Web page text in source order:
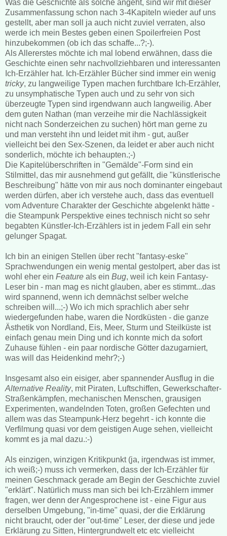
Was die Geschichte als solche angeht, sind wir mit dieser
Zusammenfassung schon nach 3-4Kapiteln wieder auf uns
gestellt, aber man soll ja auch nicht zuviel verraten, also
werde ich mein Bestes geben einen Spoilerfreien Post
hinzubekommen (ob ich das schaffe...?;-).
Als Allererstes möchte ich mal lobend erwähnen, dass die
Geschichte einen sehr nachvollziehbaren und interessanten
Ich-Erzähler hat. Ich-Erzähler Bücher sind immer ein wenig
tricky, zu langweilige Typen machen furchtbare Ich-Erzähler,
zu unsymphatische Typen auch und zu sehr von sich
überzeugte Typen sind irgendwann auch langweilig. Aber
dem guten Nathan (man verzeihe mir die Nachlässigkeit
nicht nach Sonderzeichen zu suchen) hört man gerne zu
und man versteht ihn und leidet mit ihm - gut, außer
vielleicht bei den Sex-Szenen, da leidet er aber auch nicht
sonderlich, möchte ich behaupten.;-)
Die Kapitelüberschriften in "Gemälde"-Form sind ein
Stilmittel, das mir ausnehmend gut gefällt, die "künstlerische
Beschreibung" hätte von mir aus noch dominanter eingebaut
werden dürfen, aber ich verstehe auch, dass das eventuell
vom Adventure Charakter der Geschichte abgelenkt hätte -
die Steampunk Perspektive eines technisch nicht so sehr
begabten Künstler-Ich-Erzählers ist in jedem Fall ein sehr
gelunger Spagat.
Ich bin an einigen Stellen über recht "fantasy-eske"
Sprachwendungen ein wenig mental gestolpert, aber das ist
wohl eher ein Feature als ein Bug, weil ich kein Fantasy-
Leser bin - man mag es nicht glauben, aber es stimmt...das
wird spannend, wenn ich demnächst selber welche
schreiben will...;-) Wo ich mich sprachlich aber sehr
wiedergefunden habe, waren die Nordküsten - die ganze
Ästhetik von Nordland, Eis, Meer, Sturm und Steilküste ist
einfach genau mein Ding und ich konnte mich da sofort
Zuhause fühlen - ein paar nordische Götter dazugarniert,
was will das Heidenkind mehr?;-)
Insgesamt also ein eisiger, aber spannender Ausflug in die
Alternative Reality, mit Piraten, Luftschiffen, Gewerkschafter-
Straßenkämpfen, mechanischen Menschen, grausigen
Experimenten, wandelnden Toten, großen Gefechten und
allem was das Steampunk-Herz begehrt - ich konnte die
Verfilmung quasi vor dem geistigen Auge sehen, vielleicht
kommt es ja mal dazu.:-)
Als einzigen, winzigen Kritikpunkt (ja, irgendwas ist immer,
ich weiß;-) muss ich vermerken, dass der Ich-Erzähler für
meinen Geschmack gerade am Begin der Geschichte zuviel
"erklärt". Natürlich muss man sich bei Ich-Erzählern immer
fragen, wer denn der Angesprochene ist - eine Figur aus
derselben Umgebung, "in-time" quasi, der die Erklärung
nicht braucht, oder der "out-time" Leser, der diese und jede
Erklärung zu Sitten, Hintergrundwelt etc etc vielleicht